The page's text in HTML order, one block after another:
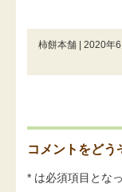
柿餅本舗 | 2020年
コメントをどう
* は必須項目とな